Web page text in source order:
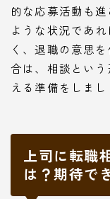
的な応募活動も
ような状況であ
く、退職の意思
合は、相談とい
える準備をしまし
上司に転職
は？期待で